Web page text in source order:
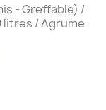
- Greffable) /
litres / Agrume